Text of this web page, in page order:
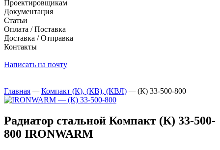
Проектировщикам
Документация
Статьи
Оплата / Поставка
Доставка / Отправка
Контакты
Написать на почту
Главная — Компакт (К), (КВ), (КВЛ) — (К) 33-500-800
Радиатор стальной Компакт (К) 33-500-
800 IRONWARM